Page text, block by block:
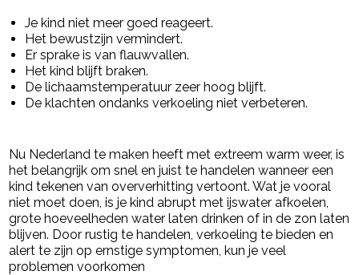
Je kind niet meer goed reageert.
Het bewustzijn vermindert.
Er sprake is van flauwvallen.
Het kind blijft braken.
De lichaamstemperatuur zeer hoog blijft.
De klachten ondanks verkoeling niet verbeteren.
Nu Nederland te maken heeft met extreem warm weer, is
het belangrijk om snel en juist te handelen wanneer een
kind tekenen van oververhitting vertoont. Wat je vooral
niet moet doen, is je kind abrupt met ijswater afkoelen,
grote hoeveelheden water laten drinken of in de zon laten
blijven. Door rustig te handelen, verkoeling te bieden en
alert te zijn op ernstige symptomen, kun je veel
problemen voorkomen